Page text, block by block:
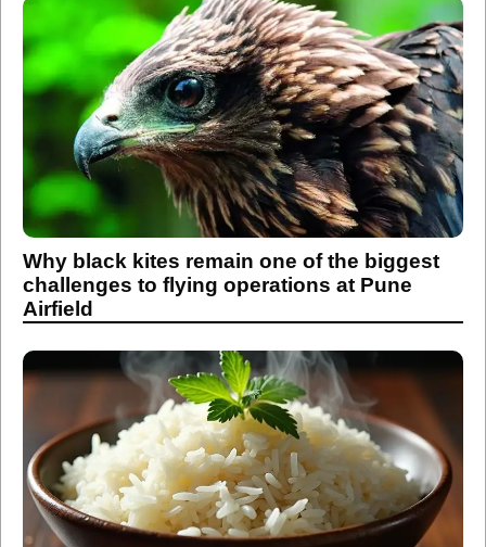
Why black kites remain one of the biggest
challenges to flying operations at Pune
Airfield